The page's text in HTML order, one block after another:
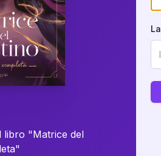
Richiedi
✨ Interpretazione
Scopri il
libro "Matrice del